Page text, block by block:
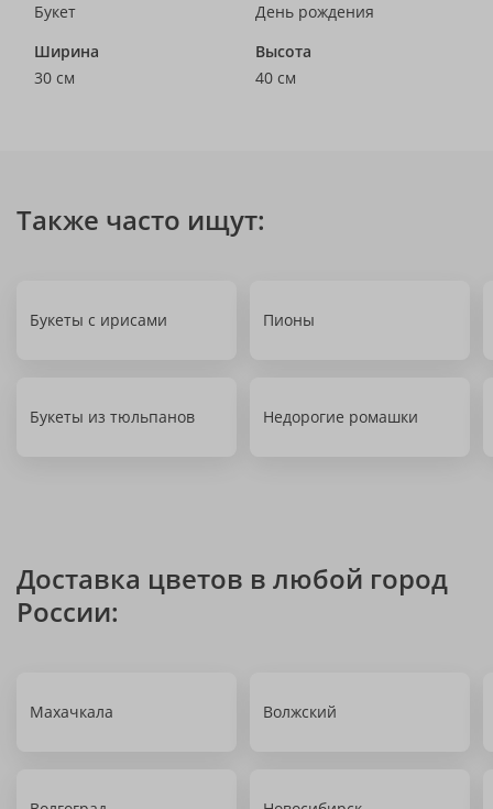
Букет
День рождения
Ширина
30 см
Высота
40 см
Также часто ищут:
Букеты с ирисами Пионы
Букеты из тюльпанов Недорогие ромашки
Доставка цветов в любой город
России:
Махачкала Волжский